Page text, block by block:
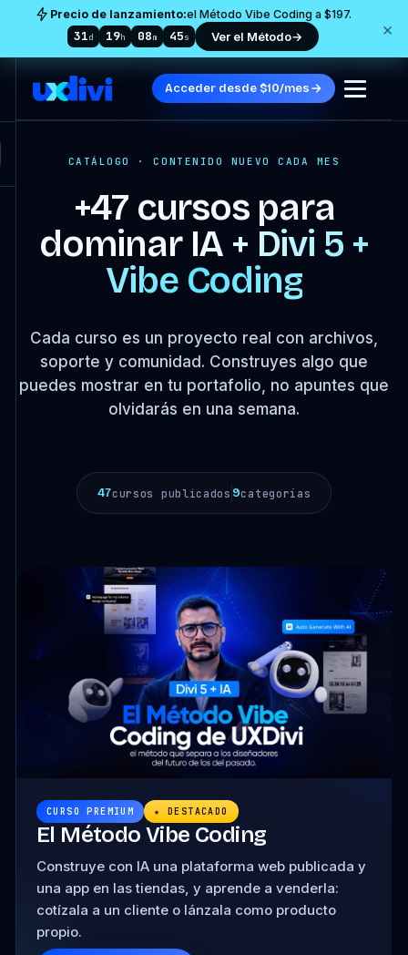
Precio de lanzamiento:el Método Vibe Coding a $197.
31d 19h 08m 44s Ver el Método→ ×
Acceder desde $10/mes
CATÁLOGO · CONTENIDO NUEVO CADA MES
+47 cursos para
dominar IA + Divi 5 +
Vibe Coding
Cada curso es un proyecto real con archivos,
soporte y comunidad. Construyes algo que
puedes mostrar en tu portafolio, no apuntes que
olvidarás en una semana.
47cursos publicados 9categorías
CURSO PREMIUM ★ DESTACADO
El Método Vibe Coding
Construye con IA una plataforma web publicada y
una app en las tiendas, y aprende a venderla:
cotízala a un cliente o lánzala como producto
propio.